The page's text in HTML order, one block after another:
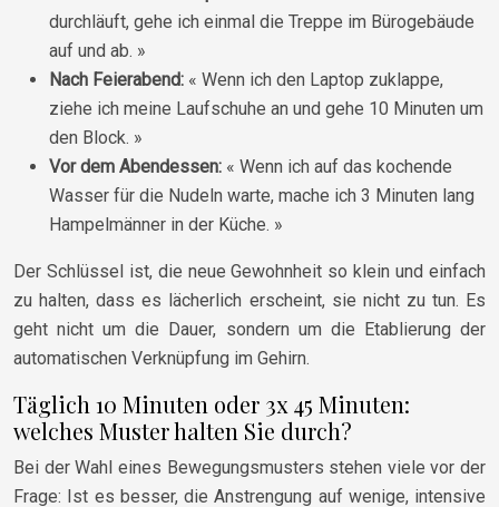
durchläuft, gehe ich einmal die Treppe im Bürogebäude
auf und ab. »
Nach Feierabend: « Wenn ich den Laptop zuklappe,
ziehe ich meine Laufschuhe an und gehe 10 Minuten um
den Block. »
Vor dem Abendessen: « Wenn ich auf das kochende
Wasser für die Nudeln warte, mache ich 3 Minuten lang
Hampelmänner in der Küche. »
Der Schlüssel ist, die neue Gewohnheit so klein und einfach
zu halten, dass es lächerlich erscheint, sie nicht zu tun. Es
geht nicht um die Dauer, sondern um die Etablierung der
automatischen Verknüpfung im Gehirn.
Täglich 10 Minuten oder 3x 45 Minuten:
welches Muster halten Sie durch?
Bei der Wahl eines Bewegungsmusters stehen viele vor der
Frage: Ist es besser, die Anstrengung auf wenige, intensive